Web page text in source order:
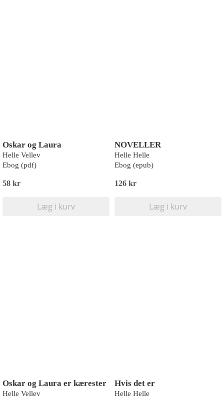
Oskar og Laura
Helle Vellev
Ebog (pdf)
58 kr
Læg i kurv
NOVELLER
Helle Helle
Ebog (epub)
126 kr
Læg i kurv
Oskar og Laura er kærester
Helle Vellev
Hvis det er
Helle Helle